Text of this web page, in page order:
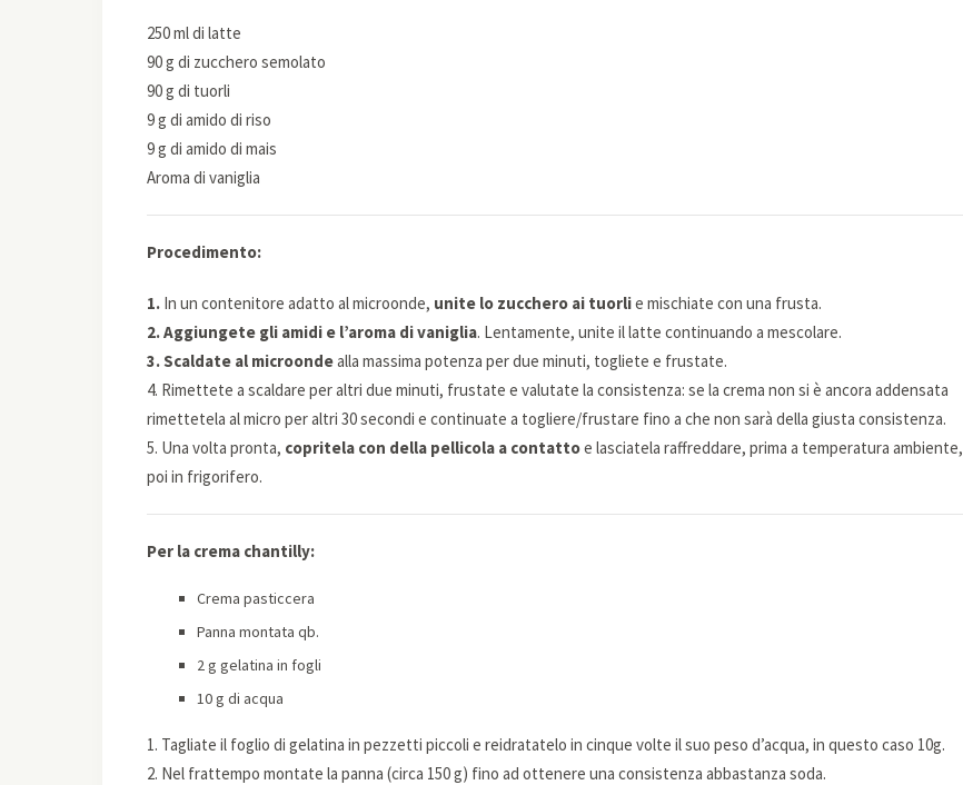
250 ml di latte
90 g di zucchero semolato
90 g di tuorli
9 g di amido di riso
9 g di amido di mais
Aroma di vaniglia
Procedimento:
1. In un contenitore adatto al microonde, unite lo zucchero ai tuorlie mischiate con una frusta.
2. Aggiungete gli amidi e l’aroma di vaniglia. Lentamente, unite il latte continuando a mescolare.
3. Scaldate al microondealla massima potenza per due minuti, togliete e frustate.
4. Rimettete a scaldare per altri due minuti, frustate e valutate la consistenza: se la crema non si è ancora addensata
rimettetela al micro per altri 30 secondi e continuate a togliere/frustare fino a che non sarà della giusta consistenza.
5. Una volta pronta, copritela con della pellicola a contattoe lasciatela raffreddare, prima a temperatura ambiente,
poi in frigorifero.
Per la crema chantilly:
Crema pasticcera
Panna montata qb.
2 g gelatina in fogli
10 g di acqua
1. Tagliate il foglio di gelatina in pezzetti piccoli e reidratatelo in cinque volte il suo peso d’acqua, in questo caso 10g.
2. Nel frattempo montate la panna (circa 150 g) fino ad ottenere una consistenza abbastanza soda.